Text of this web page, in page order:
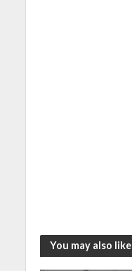
You may also like